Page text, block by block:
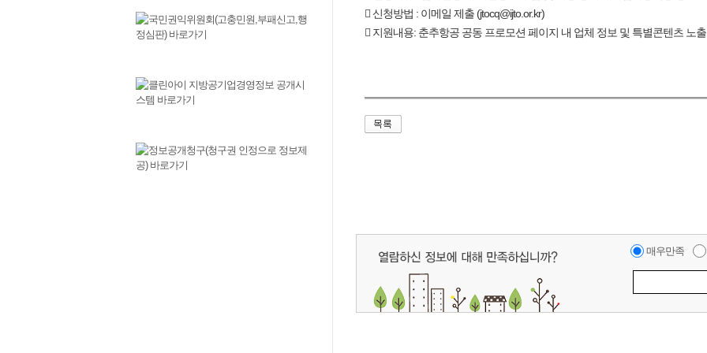
 신청방법 : 이메일 제출 (jtocq@ijto.or.kr)
 지원내용: 춘추항공 공동 프로모션 페이지 내 업체 정보 및 특별콘텐츠 노출
매우만족